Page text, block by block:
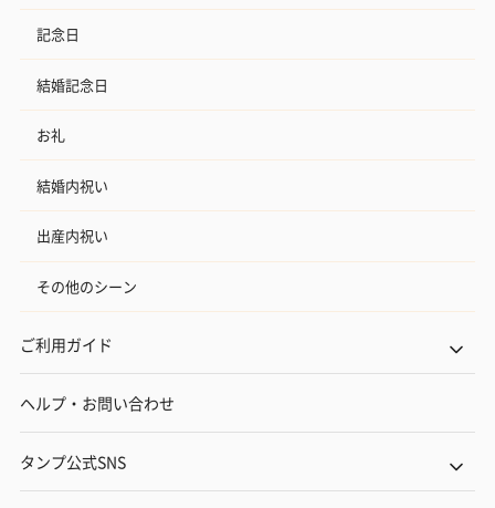
記念日
結婚記念日
お礼
結婚内祝い
出産内祝い
その他のシーン
ご利用ガイド
ヘルプ・お問い合わせ
タンプ公式SNS